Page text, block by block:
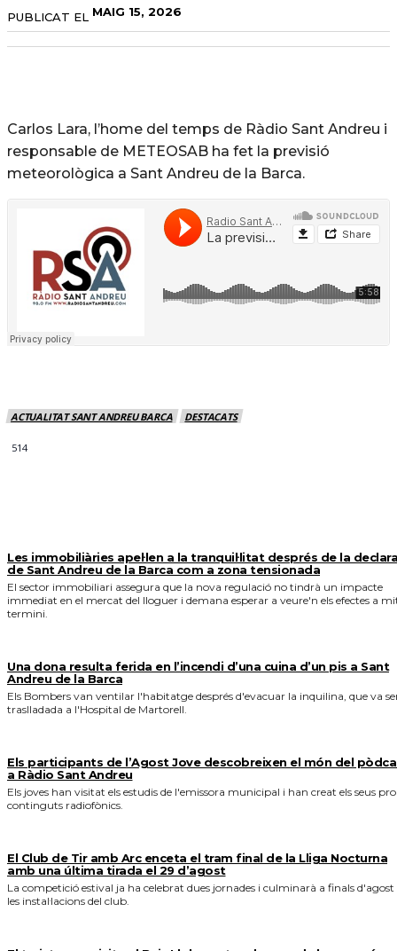
PUBLICAT EL MAIG 15, 2026
Carlos Lara, l’home del temps de Ràdio Sant Andreu i
responsable de METEOSAB ha fet la previsió
meteorològica a Sant Andreu de la Barca.
ACTUALITAT SANT ANDREU BARCA DESTACATS
514
Les immobiliàries apel·len a la tranquil·litat després de la
de Sant Andreu de la Barca com a zona tensionada
El sector immobiliari assegura que la nova regulació no tindrà un impacte
immediat en el mercat del lloguer i demana esperar a veure'n els efectes a
termini.
Una dona resulta ferida en l’incendi d’una cuina d’un pis a Sant
Andreu de la Barca
Els Bombers van ventilar l'habitatge després d'evacuar la inquilina, que va
traslladada a l'Hospital de Martorell.
Els participants de l’Agost Jove descobreixen el món del
a Ràdio Sant Andreu
Els joves han visitat els estudis de l'emissora municipal i han creat els seus
continguts radiofònics.
El Club de Tir amb Arc enceta el tram final de la Lliga Nocturna
amb una última tirada el 29 d’agost
La competició estival ja ha celebrat dues jornades i culminarà a finals d'agost
les instal·lacions del club.